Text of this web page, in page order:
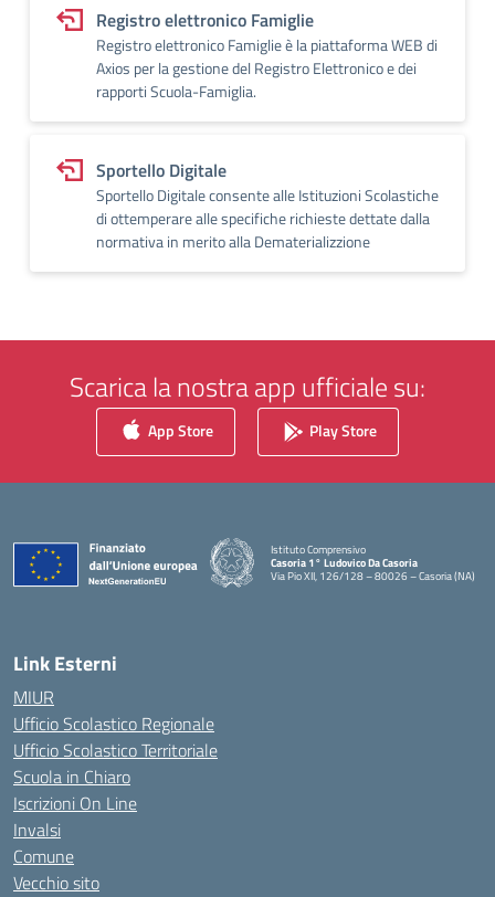
Registro elettronico Famiglie
Registro elettronico Famiglie è la piattaforma WEB di
Axios per la gestione del Registro Elettronico e dei
rapporti Scuola-Famiglia.
Sportello Digitale
Sportello Digitale consente alle Istituzioni Scolastiche
di ottemperare alle specifiche richieste dettate dalla
normativa in merito alla Dematerializzione
Scarica la nostra app ufficiale su:
App Store Play Store
Istituto Comprensivo
Casoria 1° Ludovico Da Casoria
Via Pio XII, 126/128 – 80026 – Casoria (NA)
Link Esterni
MIUR
Ufficio Scolastico Regionale
Ufficio Scolastico Territoriale
Scuola in Chiaro
Iscrizioni On Line
Invalsi
Comune
Vecchio sito